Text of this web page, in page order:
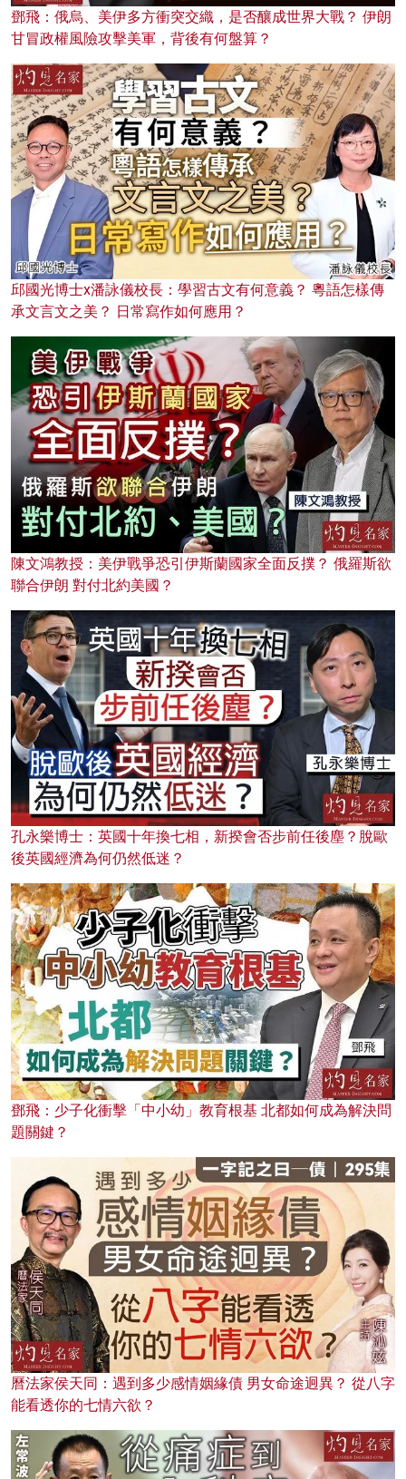
鄧飛：俄烏、美伊多方衝突交織，是否釀成世界大戰？ 伊朗
甘冒政權風險攻擊美軍，背後有何盤算？
邱國光博士x潘詠儀校長：學習古文有何意義？ 粵語怎樣傳
承文言文之美？ 日常寫作如何應用？
陳文鴻教授：美伊戰爭恐引伊斯蘭國家全面反撲？ 俄羅斯欲
聯合伊朗 對付北約美國？
孔永樂博士：英國十年換七相，新揆會否步前任後塵？脫歐
後英國經濟為何仍然低迷？
鄧飛：少子化衝擊「中小幼」教育根基 北都如何成為解決問
題關鍵？
曆法家侯天同：遇到多少感情姻緣債 男女命途迥異？ 從八字
能看透你的七情六欲？